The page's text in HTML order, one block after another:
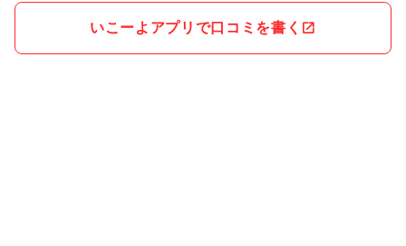
いこーよアプリで口コミを書く